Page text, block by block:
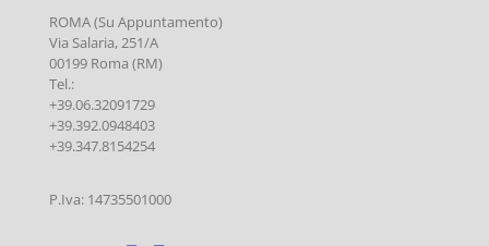
ROMA (Su Appuntamento)
Via Salaria, 251/A
00199 Roma (RM)
Tel.:
+39.06.32091729
+39.392.0948403
+39.347.8154254
P.Iva: 14735501000